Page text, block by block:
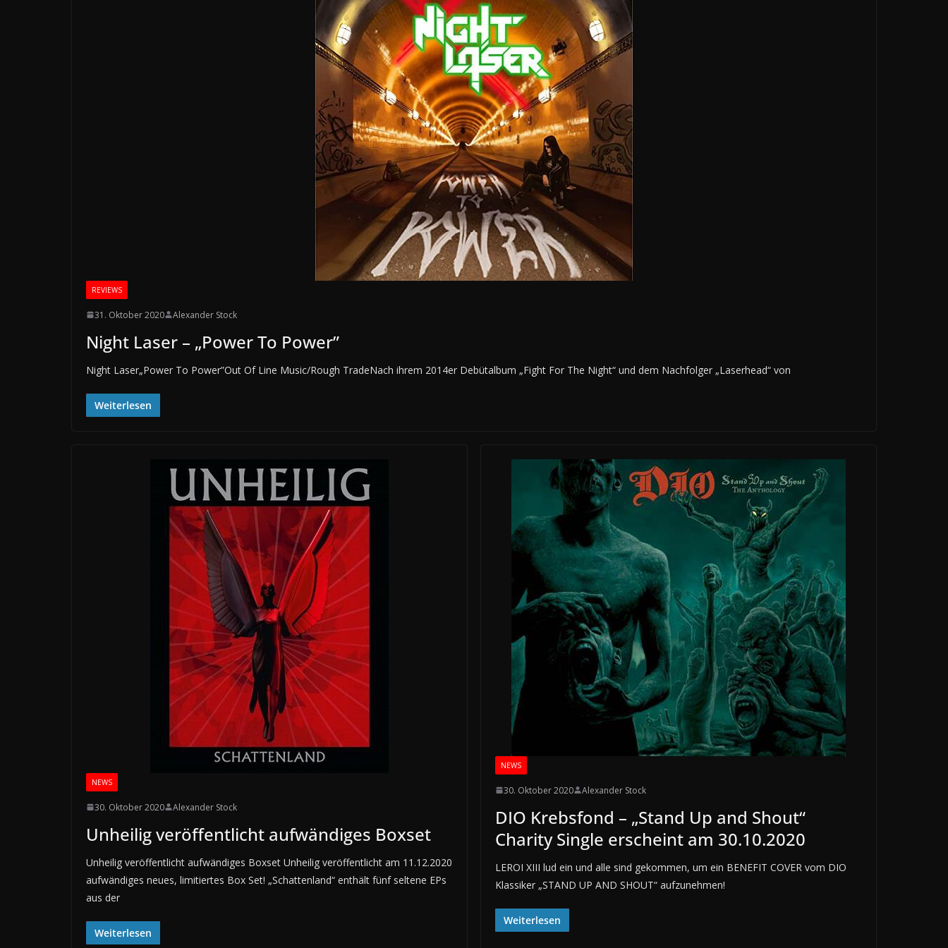
REVIEWS
31. Oktober 2020 Alexander Stock
Night Laser – „Power To Power”
Night Laser„Power To Power”Out Of Line Music/Rough TradeNach ihrem 2014er Debütalbum „Fight For The Night“ und dem Nachfolger „Laserhead“ von
Weiterlesen
NEWS
30. Oktober 2020 Alexander Stock
Unheilig veröffentlicht aufwändiges Boxset
Unheilig veröffentlicht aufwändiges Boxset Unheilig veröffentlicht am 11.12.2020
aufwändiges neues, limitiertes Box Set! „Schattenland“ enthält fünf seltene EPs
aus der
Weiterlesen
NEWS
30. Oktober 2020 Alexander Stock
DIO Krebsfond – „Stand Up and Shout“
Charity Single erscheint am 30.10.2020
LEROI XIII lud ein und alle sind gekommen, um ein BENEFIT COVER vom DIO
Klassiker „STAND UP AND SHOUT“ aufzunehmen!
Weiterlesen